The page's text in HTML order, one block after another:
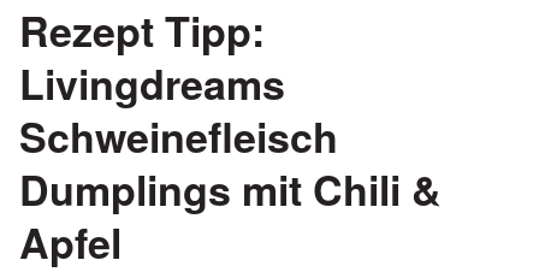
Rezept Tipp:
Livingdreams
Schweinefleisch
Dumplings mit Chili &
Apfel